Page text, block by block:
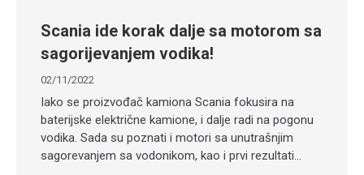
Scania ide korak dalje sa motorom sa
sagorijevanjem vodika!
02/11/2022
Iako se proizvođač kamiona Scania fokusira na
baterijske električne kamione, i dalje radi na pogonu
vodika. Sada su poznati i motori sa unutrašnjim
sagorevanjem sa vodonikom, kao i prvi rezultati…